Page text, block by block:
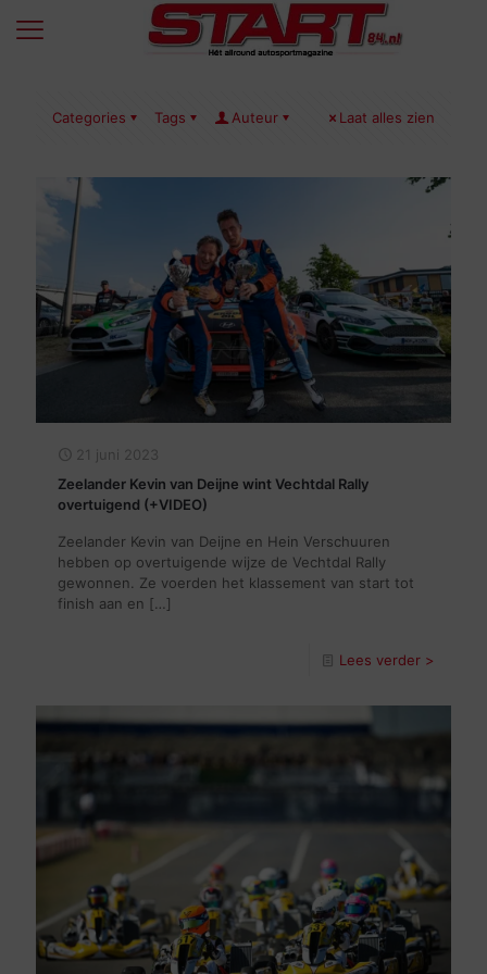
Categories Tags Auteur Laat alles zien
21 juni 2023
Zeelander Kevin van Deijne wint Vechtdal Rally
overtuigend (+VIDEO)
Zeelander Kevin van Deijne en Hein Verschuuren
hebben op overtuigende wijze de Vechtdal Rally
gewonnen. Ze voerden het klassement van start tot
finish aan en […]
Lees verder >